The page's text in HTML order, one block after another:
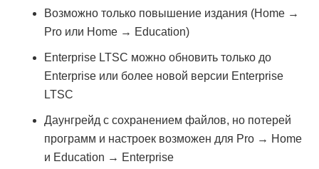
Возможно только повышение издания (Home →
Pro или Home → Education)
Enterprise LTSC можно обновить только до
Enterprise или более новой версии Enterprise
LTSC
Даунгрейд с сохранением файлов, но потерей
программ и настроек возможен для Pro → Home
и Education → Enterprise